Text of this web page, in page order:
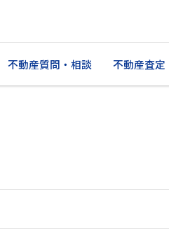
不動産質問・相談 不動産査定